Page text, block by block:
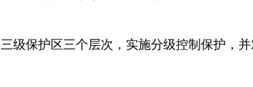
级保护区三个层次，实施分级控制保护，